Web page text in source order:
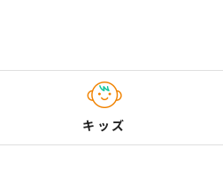
キッズ